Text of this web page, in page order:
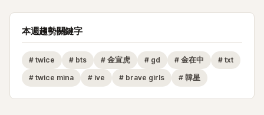
本週趨勢關鍵字
# twice # bts # 金宣虎 # gd # 金在中 # txt
# twice mina # ive # brave girls # 韓星